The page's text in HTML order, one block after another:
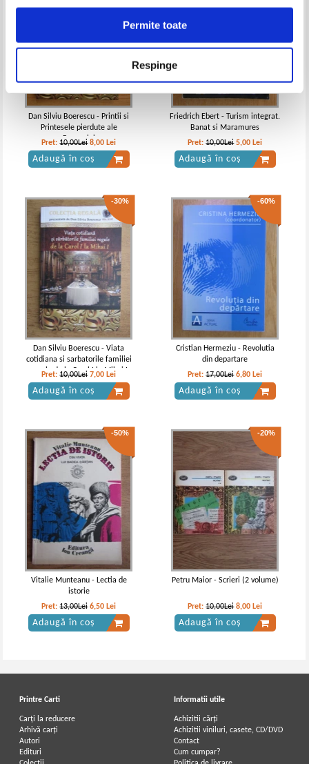
Permite toate
Respinge
Dan Silviu Boerescu - Printii si
Printesele pierdute ale
Romaniei
Pret:10,00Lei 8,00 Lei
Adaugă în coș
Friedrich Ebert - Turism integrat.
Banat si Maramures
Pret:10,00Lei 5,00 Lei
Adaugă în coș
-30%
Dan Silviu Boerescu - Viata
cotidiana si sarbatorile familiei
regale de la Carol I la Mihai I
Pret:10,00Lei 7,00 Lei
Adaugă în coș
-60%
Cristian Hermeziu - Revolutia
din departare
Pret:17,00Lei 6,80 Lei
Adaugă în coș
-50%
Vitalie Munteanu - Lectia de
istorie
Pret:13,00Lei 6,50 Lei
Adaugă în coș
-20%
Petru Maior - Scrieri (2 volume)
Pret:10,00Lei 8,00 Lei
Adaugă în coș
Printre Carti
Carți la reducere
Arhivă carți
Autori
Edituri
Informatii utile
Achizitii cărți
Achizitii viniluri, casete, CD/DVD
Contact
Cum cumpar?